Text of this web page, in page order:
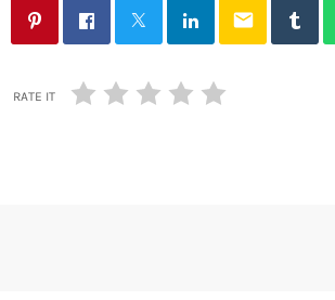
email
RATE IT